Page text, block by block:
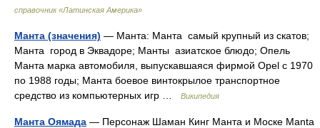
справочник «Латинская Америка»
Манта (значения) — Манта: Манта самый крупный из скатов;
Манта город в Эквадоре; Манты азиатское блюдо; Опель
Манта марка автомобиля, выпускавшаяся фирмой Opel с 1970
по 1988 годы; Манта боевое винтокрылое транспортное
средство из компьютерных игр …
Википедия
Манта Оямада — Персонаж Шаман Кинг Манта и Моске Manta